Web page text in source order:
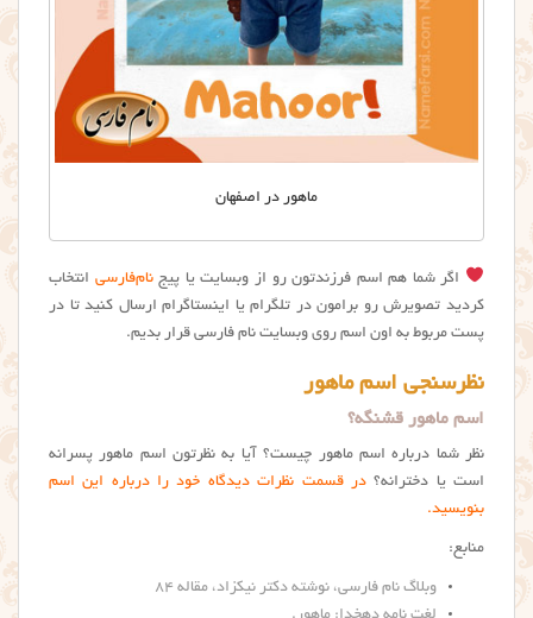
ماهور در اصفهان
اگر شما هم اسم فرزندتون رو از وبسایت یا پیجنام‌فارسی انتخاب
کردید تصویرش رو برامون در تلگرام یا اینستاگرام ارسال کنید تا در
پست مربوط به اون اسم روی وبسایت نام فارسی قرار بدیم.
نظرسنجی اسم ماهور
اسم ماهور قشنگه؟
نظر شما درباره اسم ماهور چیست؟ آیا به نظرتون اسم ماهور پسرانه
است یا دخترانه؟در قسمت نظرات دیدگاه خود را درباره این اسم
بنویسید.
منابع:
وبلاگ نام فارسی، نوشته دکتر نیکزاد، مقاله ۸۴